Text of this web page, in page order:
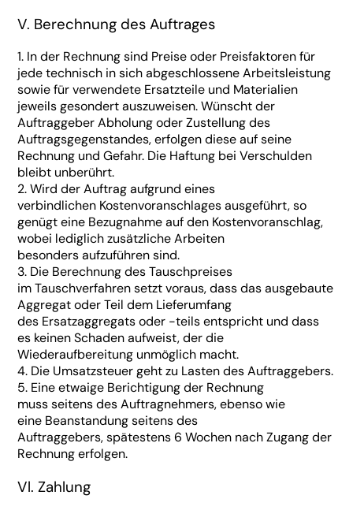
V. Berechnung des Auftrages
1. In der Rechnung sind Preise oder Preisfaktoren für
jede technisch in sich abgeschlossene Arbeitsleistung
sowie für verwendete Ersatzteile und Materialien
jeweils gesondert auszuweisen. Wünscht der
Auftraggeber Abholung oder Zustellung des
Auftragsgegenstandes, erfolgen diese auf seine
Rechnung und Gefahr. Die Haftung bei Verschulden
bleibt unberührt.
2. Wird der Auftrag aufgrund eines
verbindlichen Kostenvoranschlages ausgeführt, so
genügt eine Bezugnahme auf den Kostenvoranschlag,
wobei lediglich zusätzliche Arbeiten
besonders aufzuführen sind.
3. Die Berechnung des Tauschpreises
im Tauschverfahren setzt voraus, dass das ausgebaute
Aggregat oder Teil dem Lieferumfang
des Ersatzaggregats oder -teils entspricht und dass
es keinen Schaden aufweist, der die
Wiederaufbereitung unmöglich macht.
4. Die Umsatzsteuer geht zu Lasten des Auftraggebers.
5. Eine etwaige Berichtigung der Rechnung
muss seitens des Auftragnehmers, ebenso wie
eine Beanstandung seitens des
Auftraggebers, spätestens 6 Wochen nach Zugang der
Rechnung erfolgen.
Vl. Zahlung